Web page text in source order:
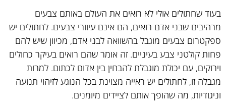
בעוד שחתולים אולי לא רואים את העולם באותם צבעים
מרהיבים שבני אדם רואים, הם אינם עיוורי צבעים. לחתולים יש
ספקטרום צבעים מוגבל בהשוואה לבני אדם, מכיוון שיש להם
פחות קולטני צבע בעיניים. זה אומר שהם רואים בעיקר כחולים
וירוקים, עם יכולת מוגבלת להבחין בין אדום לכתום. למרות
מגבלה זו, לחתולים יש ראייה מצוינת בכל הנוגע לזיהוי תנועה
וניגודיות, מה שהופך אותם לציידים מיומנים.